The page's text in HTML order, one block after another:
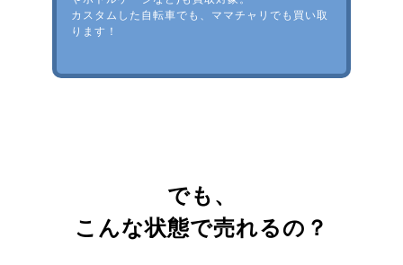
カスタムした自転車でも、ママチャリでも買い取
ります！
でも、
こんな状態で売れるの？